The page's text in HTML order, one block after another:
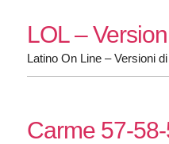
content
LOL –
Latino On Line – Versioni
Carme 57-